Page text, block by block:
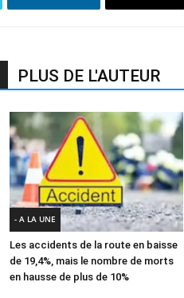
PLUS DE L'AUTEUR
- A LA UNE
Les accidents de la route en baisse
de 19,4%, mais le nombre de morts
en hausse de plus de 10%